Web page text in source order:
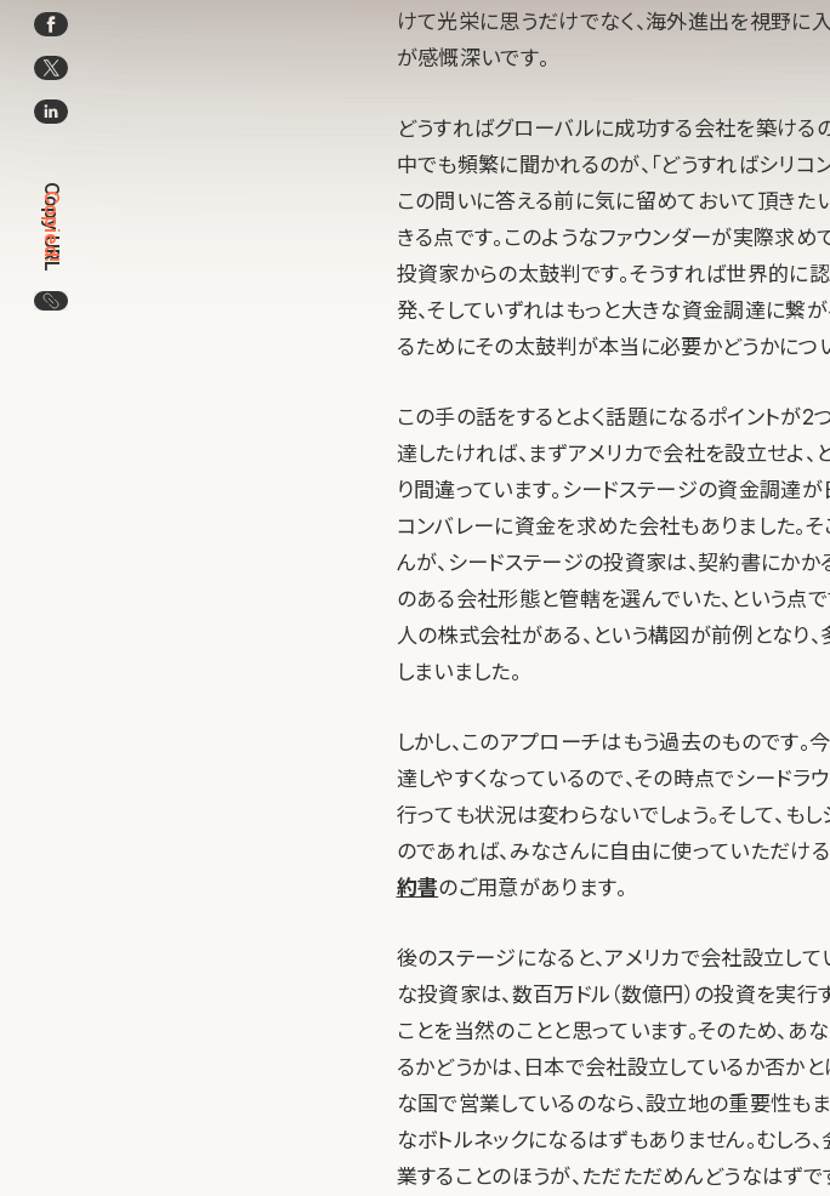
Copy URL
Copied!
この記事のURLをコピー
けて光栄に思うだけでなく、海外進出を視野に
が感慨深いです。
どうすればグローバルに成功する会社を築ける
中でも頻繁に聞かれるのが、「どうすればシリコ
この問いに答える前に気に留めておいて頂き
きる点です。このようなファウンダーが実際求め
投資家からの太鼓判です。そうすれば世界的に
発、そしていずれはもっと大きな資金調達に繋
るためにその太鼓判が本当に必要かどうかにつ
この手の話をするとよく話題になるポイントが2
達したければ、まずアメリカで会社を設立せよ、
り間違っています。シードステージの資金調達
コンバレーに資金を求めた会社もありました。
んが、シードステージの投資家は、契約書にか
のある会社形態と管轄を選んでいた、という点
人の株式会社がある、という構図が前例となり
しまいました。
しかし、このアプローチはもう過去のものです
達しやすくなっているので、その時点でシードラ
行っても状況は変わらないでしょう。そして、
のであれば、みなさんに自由に使っていただける
約書のご用意があります。
後のステージになると、アメリカで会社設立し
な投資家は、数百万ドル（数億円）の投資を実行
ことを当然のことと思っています。そのため、
るかどうかは、日本で会社設立しているか否か
な国で営業しているのなら、設立地の重要性も
なボトルネックになるはずもありません。むし
業することのほうが、ただただめんどうなはず